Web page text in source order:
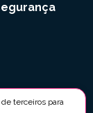
terceiros para